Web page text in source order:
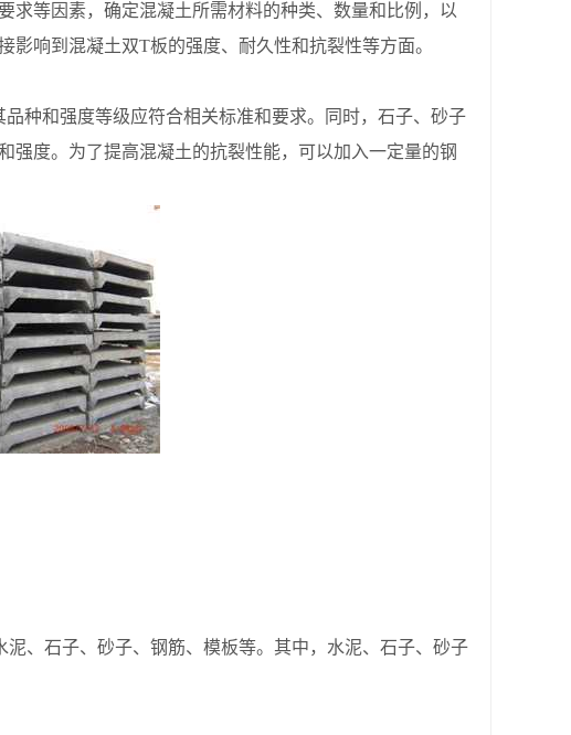
等因素，确定混凝土所需材料的种类、数量和比例，以
响到混凝土双T板的强度、耐久性和抗裂性等方面。
和强度等级应符合相关标准和要求。同时，石子、砂子
强度。为了提高混凝土的抗裂性能，可以加入一定量的钢
石子、砂子、钢筋、模板等。其中，水泥、石子、砂子